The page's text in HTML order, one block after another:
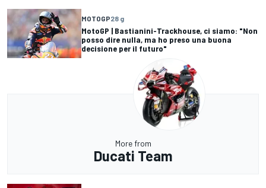
MOTOGP28 g
MotoGP | Bastianini-Trackhouse, ci siamo: "Non
posso dire nulla, ma ho preso una buona
decisione per il futuro"
More from
Ducati Team